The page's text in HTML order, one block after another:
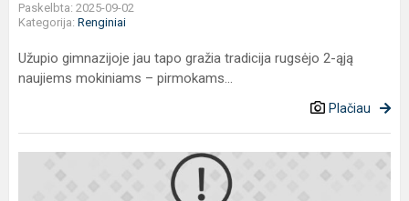
Paskelbta: 2025-09-02
Kategorija: Renginiai
Užupio gimnazijoje jau tapo gražia tradicija rugsėjo 2-ąją
naujiems mokiniams – pirmokams...
Plačiau